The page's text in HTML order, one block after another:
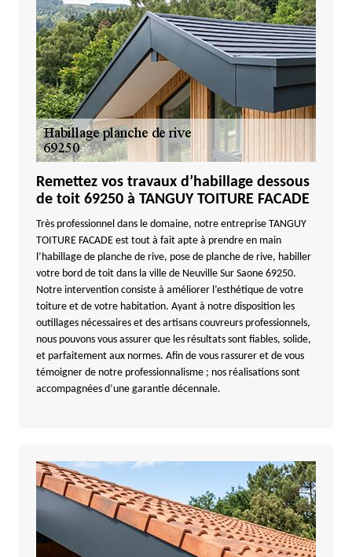
Remettez vos travaux d’habillage dessous
de toit 69250 à TANGUY TOITURE FACADE
Très professionnel dans le domaine, notre entreprise TANGUY
TOITURE FACADE est tout à fait apte à prendre en main
l’habillage de planche de rive, pose de planche de rive, habiller
votre bord de toit dans la ville de Neuville Sur Saone 69250.
Notre intervention consiste à améliorer l’esthétique de votre
toiture et de votre habitation. Ayant à notre disposition les
outillages nécessaires et des artisans couvreurs professionnels,
nous pouvons vous assurer que les résultats sont fiables, solide,
et parfaitement aux normes. Afin de vous rassurer et de vous
témoigner de notre professionnalisme ; nos réalisations sont
accompagnées d’une garantie décennale.